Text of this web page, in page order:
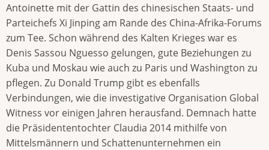
Antoinette mit der Gattin des chinesischen Staats- und
Parteichefs Xi Jinping am Rande des China-Afrika-Forums
zum Tee. Schon während des Kalten Krieges war es
Denis Sassou Nguesso gelungen, gute Beziehungen zu
Kuba und Moskau wie auch zu Paris und Washington zu
pflegen. Zu Donald Trump gibt es ebenfalls
Verbindungen, wie die investigative Organisation Global
Witness vor einigen Jahren herausfand. Demnach hatte
die Präsidententochter Claudia 2014 mithilfe von
Mittelsmännern und Schattenunternehmen ein